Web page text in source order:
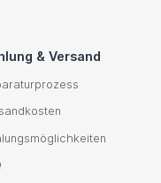
& Versand